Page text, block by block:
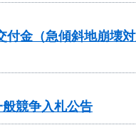
金（急傾斜地崩壊
般競争入札公告